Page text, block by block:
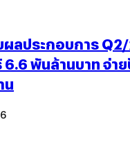
ผลประกอบการ
6.6 พันล้านบาท จ่า
น